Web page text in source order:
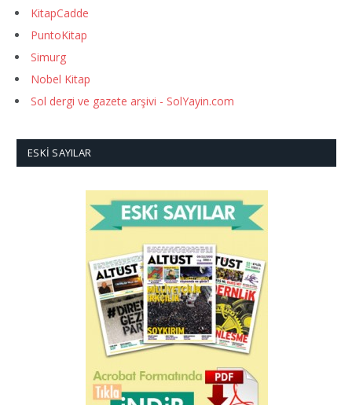
KitapCadde
PuntoKitap
Simurg
Nobel Kitap
Sol dergi ve gazete arşivi - SolYayin.com
ESKI SAYILAR